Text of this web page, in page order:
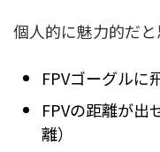
個人的に魅力的だと
FPVゴーグルに
FPVの距離が出
離）